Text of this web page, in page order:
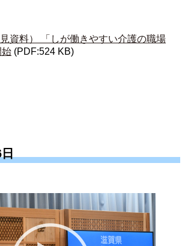
資料） 「しが働きやすい介護の職場
始 (PDF:524 KB)